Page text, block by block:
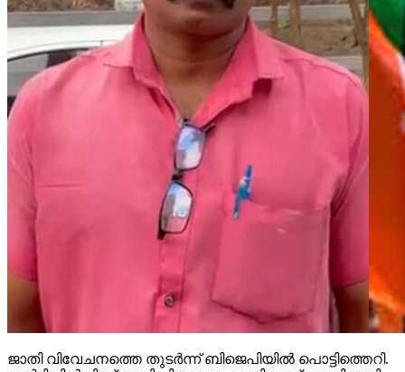
ജാതി വിവേചനത്തെ തുടര്‍ന്ന് ബിജെപിയില്‍ പൊട്ടിത്തെറി.